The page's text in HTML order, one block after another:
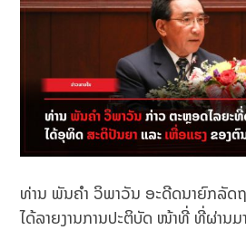
ທ່ານ ພັນຄຳ ວິພາວັນ ອະດີດນາຍົກລັດ
ໄດ້ລາຍງານການປະຕິບັດ ໜ້າທີ່ ທີ່ຜ່ານມ